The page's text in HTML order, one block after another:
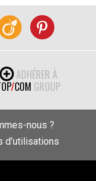
ADHÉRER À
/COM GROUP
nous ?
d’utilisations